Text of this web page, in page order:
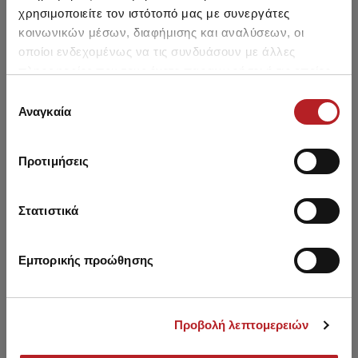
χρησιμοποιείτε τον ιστότοπό μας με συνεργάτες
κοινωνικών μέσων, διαφήμισης και αναλύσεων, οι
οποίοι ενδεχομένως να τις συνδυάσουν με άλλες
των υπηρεσιών τους.
συγκατάθεσης
Αναγκαία
Προτιμήσεις
Στατιστικά
Εμπορικής προώθησης
Προβολή λεπτομερειών
HOT OFFER